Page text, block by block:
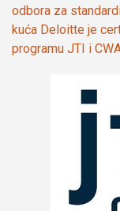
odbora za
kuća Deloitte je
programu JTI i